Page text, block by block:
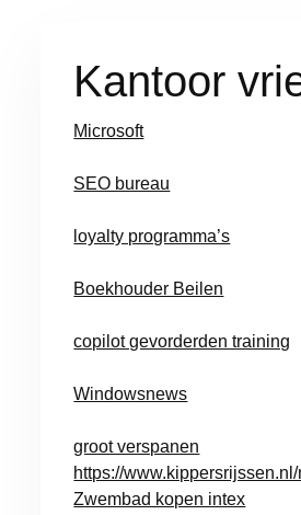
Kantoor
Microsoft
SEO bureau
loyalty programma’s
Boekhouder Beilen
copilot gevorderden training
Windowsnews
groot verspanen
https://
Zwembad kopen intex